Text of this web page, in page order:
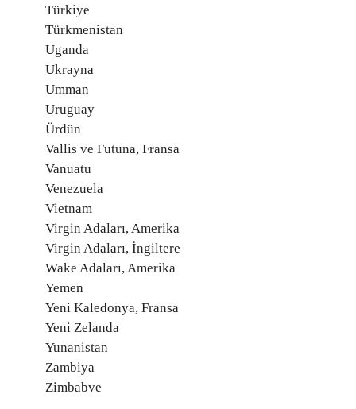
Türkiye
Türkmenistan
Uganda
Ukrayna
Umman
Uruguay
Ürdün
Vallis ve Futuna, Fransa
Vanuatu
Venezuela
Vietnam
Virgin Adaları, Amerika
Virgin Adaları, İngiltere
Wake Adaları, Amerika
Yemen
Yeni Kaledonya, Fransa
Yeni Zelanda
Yunanistan
Zambiya
Zimbabve